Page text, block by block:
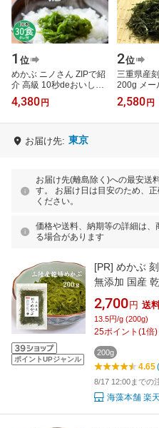
1 位
めかぶ ニノさん ZIPで紹
介 高級 10秒deおいしい
めかぶ 30食入 1箱 タレ
付 メカブ 刻み きざみめ
4,380 円
2位
三重県産
200g メー
等級の高
を厳選 三
2,580 円
お届け先: 東京
お届け先(離島除く)への最安送
す。 お届け日は目安のため、
ください。
価格や送料、納期等の詳細は
る場合があります
ポイントUPジャンル
[PR] めかぶ
無添加 国産
2,700 円 送
13.5円/g (200g)
25ポイント (1倍)
200g
4.65
8/17 12:00までの
海藻本舗 楽